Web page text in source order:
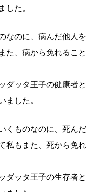
した。
なのに、病んだ他人を
た、病から免れること
ダッタ王子の健康者と
ました。
くものなのに、死んだ
私もまた、死から免れ
ダッタ王子の生存者と